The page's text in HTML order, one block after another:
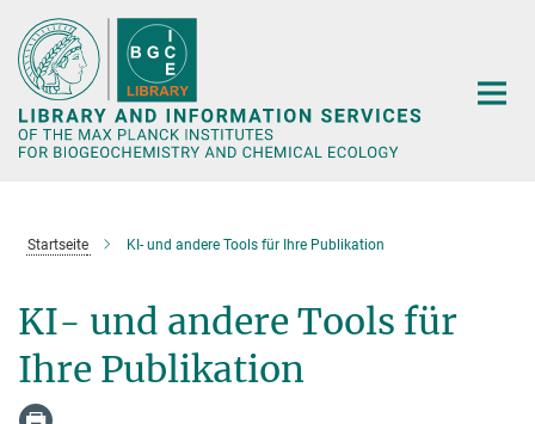
Hauptinhalt
Startseite KI- und andere Tools für Ihre Publikation
KI- und andere Tools für
Ihre Publikation